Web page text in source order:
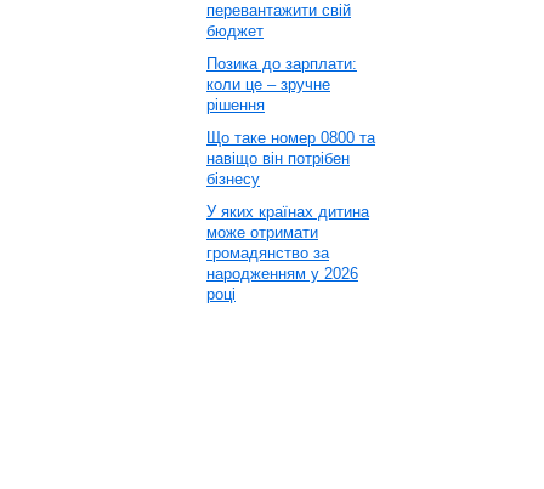
перевантажити свій
бюджет
Позика до зарплати:
коли це – зручне
рішення
Що таке номер 0800 та
навіщо він потрібен
бізнесу
У яких країнах дитина
може отримати
громадянство за
народженням у 2026
році